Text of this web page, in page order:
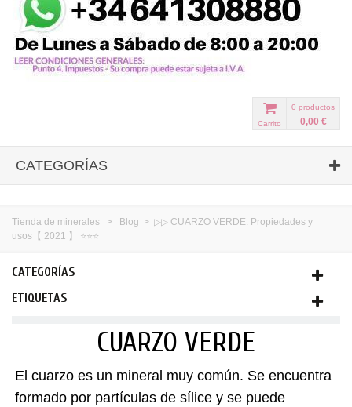
0 productos
0,00 €
Carrito
CATEGORÍAS
Tienda de minerales > Blog > ▷▷ CUARZO VERDE: Propiedades y
usos【 2021 】 ⭐⭐⭐
CATEGORÍAS
ETIQUETAS
CUARZO VERDE
El cuarzo es un mineral muy común. Se encuentra
formado por partículas de sílice y se puede